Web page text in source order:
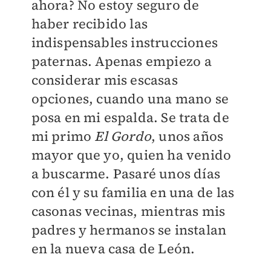
ahora? No estoy seguro de
haber recibido las
indispensables instrucciones
paternas. Apenas empiezo a
considerar mis escasas
opciones, cuando una mano se
posa en mi espalda. Se trata de
mi primo El Gordo, unos años
mayor que yo, quien ha venido
a buscarme. Pasaré unos días
con él y su familia en una de las
casonas vecinas, mientras mis
padres y hermanos se instalan
en la nueva casa de León.